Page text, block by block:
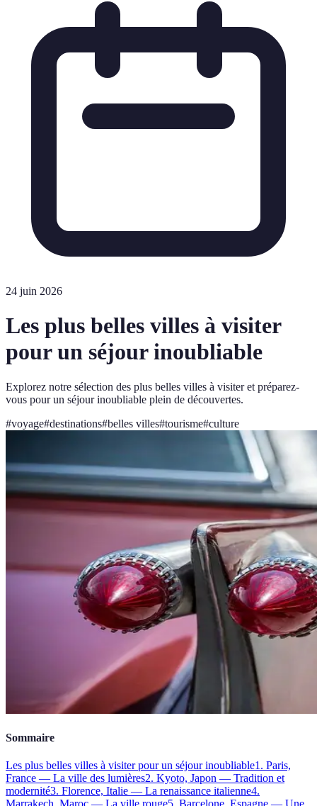
24 juin 2026
Les plus belles villes à visiter
pour un séjour inoubliable
Explorez notre sélection des plus belles villes à visiter et préparez-
vous pour un séjour inoubliable plein de découvertes.
#voyage#destinations#belles villes#tourisme#culture
Sommaire
Les plus belles villes à visiter pour un séjour inoubliable1. Paris,
France — La ville des lumières2. Kyoto, Japon — Tradition et
modernité3. Florence, Italie — La renaissance italienne4.